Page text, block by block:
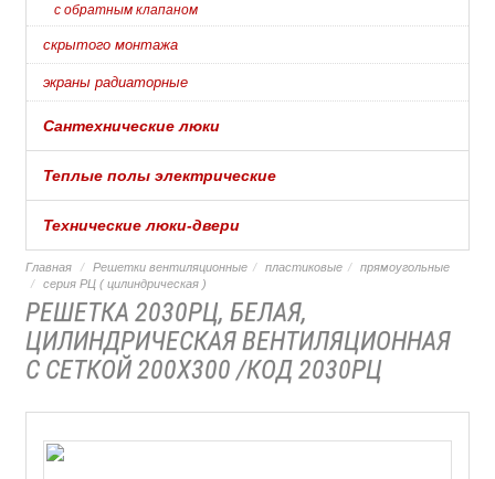
с обратным клапаном
скрытого монтажа
экраны радиаторные
Сантехнические люки
Теплые полы электрические
Технические люки-двери
Главная Решетки вентиляционные пластиковые
прямоугольные
серия РЦ ( цилиндрическая )
РЕШЕТКА 2030РЦ, БЕЛАЯ,
ЦИЛИНДРИЧЕСКАЯ ВЕНТИЛЯЦИОННАЯ
С СЕТКОЙ 200Х300 /КОД 2030РЦ